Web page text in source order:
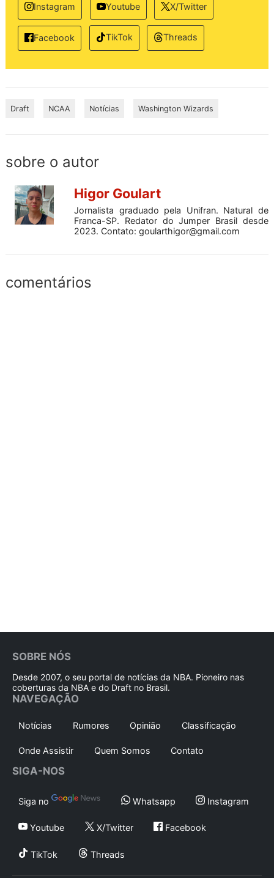
Instagram Youtube X/Twitter
Facebook TikTok Threads
Draft NCAA Notícias Washington Wizards
sobre o autor
Higor Goulart
Jornalista graduado pela Unifran. Natural de
Franca-SP. Redator do Jumper Brasil desde
2023. Contato: goularthigor@gmail.com
comentários
SOBRE NÓS
Desde 2007, o seu portal de notícias da NBA. Pioneiro nas
coberturas da NBA e do Draft no Brasil.
NAVEGAÇÃO
Notícias Rumores Opinião Classificação
Onde Assistir Quem Somos Contato
SIGA-NOS
Siga no Whatsapp Instagram
Youtube X/Twitter Facebook
TikTok Threads